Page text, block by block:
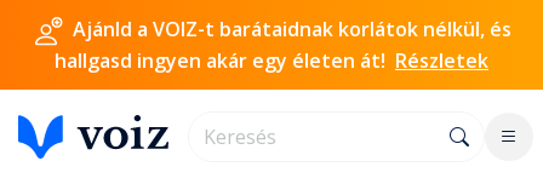
Ajánld a VOIZ-t barátaidnak korlátok nélkül, és
hallgasd ingyen akár egy életen át! Részletek